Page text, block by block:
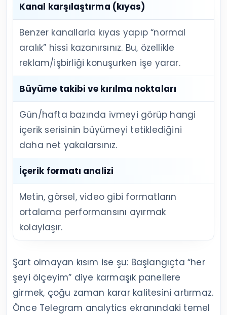
Kanal karşılaştırma (kıyas)
Benzer kanallarla kıyas yapıp “normal
aralık” hissi kazanırsınız. Bu, özellikle
reklam/işbirliği konuşurken işe yarar.
Büyüme takibi ve kırılma noktaları
Gün/hafta bazında ivmeyi görüp hangi
içerik serisinin büyümeyi tetiklediğini
daha net yakalarsınız.
İçerik formatı analizi
Metin, görsel, video gibi formatların
ortalama performansını ayırmak
kolaylaşır.
Şart olmayan kısım ise şu: Başlangıçta “her
şeyi ölçeyim” diye karmaşık panellere
girmek, çoğu zaman karar kalitesini artırmaz.
Önce Telegram analytics ekranındaki temel